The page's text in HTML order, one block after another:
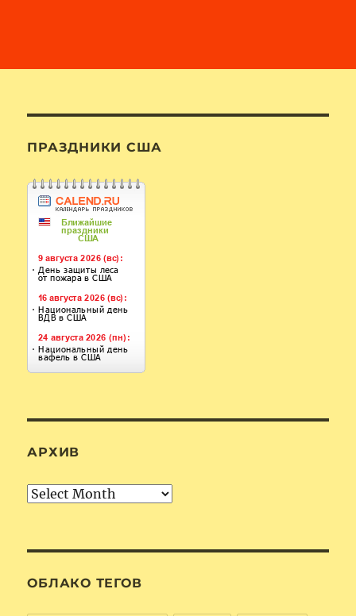
ПРАЗДНИКИ США
АРХИВ
Архив
ОБЛАКО ТЕГОВ